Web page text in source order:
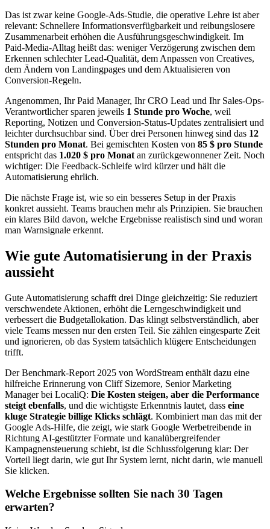
Das ist zwar keine Google-Ads-Studie, die operative Lehre ist aber
relevant: Schnellere Informationsverfügbarkeit und reibungslosere
Zusammenarbeit erhöhen die Ausführungsgeschwindigkeit. Im
Paid-Media-Alltag heißt das: weniger Verzögerung zwischen dem
Erkennen schlechter Lead-Qualität, dem Anpassen von Creatives,
dem Ändern von Landingpages und dem Aktualisieren von
Conversion-Regeln.
Angenommen, Ihr Paid Manager, Ihr CRO Lead und Ihr Sales-Ops-
Verantwortlicher sparen jeweils 1 Stunde pro Woche, weil
Reporting, Notizen und Conversion-Status-Updates zentralisiert und
leichter durchsuchbar sind. Über drei Personen hinweg sind das 12
Stunden pro Monat. Bei gemischten Kosten von 85 $ pro Stunde
entspricht das 1.020 $ pro Monat an zurückgewonnener Zeit. Noch
wichtiger: Die Feedback-Schleife wird kürzer und hält die
Automatisierung ehrlich.
Die nächste Frage ist, wie so ein besseres Setup in der Praxis
konkret aussieht. Teams brauchen mehr als Prinzipien. Sie brauchen
ein klares Bild davon, welche Ergebnisse realistisch sind und woran
man Warnsignale erkennt.
Wie gute Automatisierung in der Praxis
aussieht
Gute Automatisierung schafft drei Dinge gleichzeitig: Sie reduziert
verschwendete Aktionen, erhöht die Lerngeschwindigkeit und
verbessert die Budgetallokation. Das klingt selbstverständlich, aber
viele Teams messen nur den ersten Teil. Sie zählen eingesparte Zeit
und ignorieren, ob das System tatsächlich klügere Entscheidungen
trifft.
Der Benchmark-Report 2025 von WordStream enthält dazu eine
hilfreiche Erinnerung von Cliff Sizemore, Senior Marketing
Manager bei LocaliQ: Die Kosten steigen, aber die Performance
steigt ebenfalls, und die wichtigste Erkenntnis lautet, dass eine
kluge Strategie billige Klicks schlägt. Kombiniert man das mit der
Google Ads-Hilfe, die zeigt, wie stark Google Werbetreibende in
Richtung AI-gestützter Formate und kanalübergreifender
Kampagnensteuerung schiebt, ist die Schlussfolgerung klar: Der
Vorteil liegt darin, wie gut Ihr System lernt, nicht darin, wie manuell
Sie klicken.
Welche Ergebnisse sollten Sie nach 30 Tagen
erwarten?